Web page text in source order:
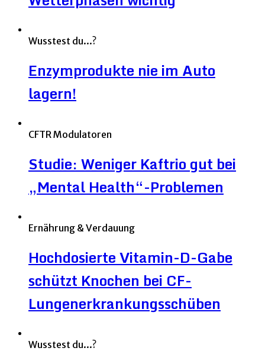
Wusstest du...?
Enzymprodukte nie im Auto
lagern!
CFTR Modulatoren
Studie: Weniger Kaftrio gut bei
„Mental Health“-Problemen
Ernährung & Verdauung
Hochdosierte Vitamin-D-Gabe
schützt Knochen bei CF-
Lungenerkrankungsschüben
Wusstest du...?